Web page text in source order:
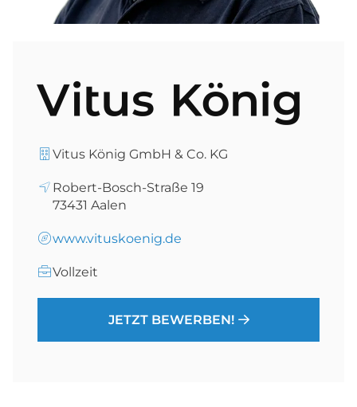
Vitus König GmbH & Co. KG
Robert-Bosch-Straße 19
73431 Aalen
www.vituskoenig.de
Vollzeit
JETZT BEWERBEN!